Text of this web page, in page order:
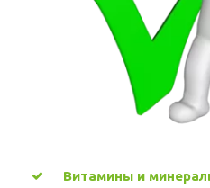
Витамины и